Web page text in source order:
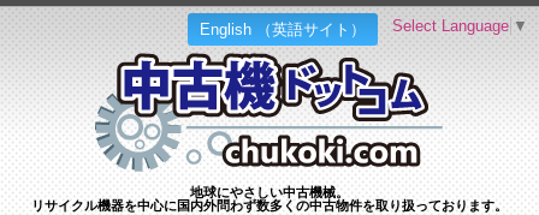
English （英語サイト）
地球にやさしい中古機械。
リサイクル機器を中心に国内外問わず数多くの中古物件を取り扱っております。
Select Language ▼